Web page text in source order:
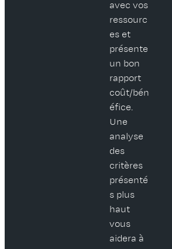
avec vos
ressourc
es et
présente
un bon
rapport
coût/bén
éfice.
Une
analyse
des
critères
présenté
s plus
haut
vous
aidera à